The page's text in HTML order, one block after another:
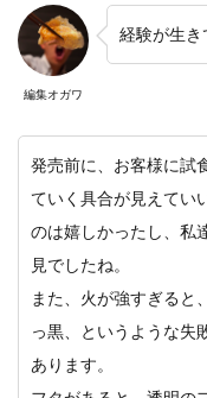
編集オガワ
経験が生き
発売前に、お客様に試
ていく具合が見えてい
のは嬉しかったし、私
見でしたね。
また、火が強すぎると
っ黒、というような失
あります。